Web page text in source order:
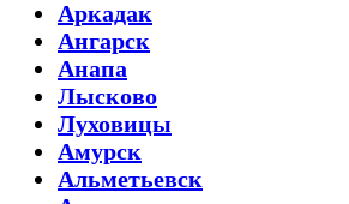
Аркадак
Ангарск
Анапа
Лысково
Луховицы
Амурск
Альметьевск